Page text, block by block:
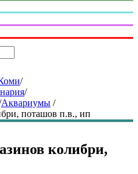
/
/
Аквариумы /
поташов п.в., ип
колибри,